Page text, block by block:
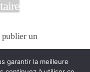
un
garantir la meilleure